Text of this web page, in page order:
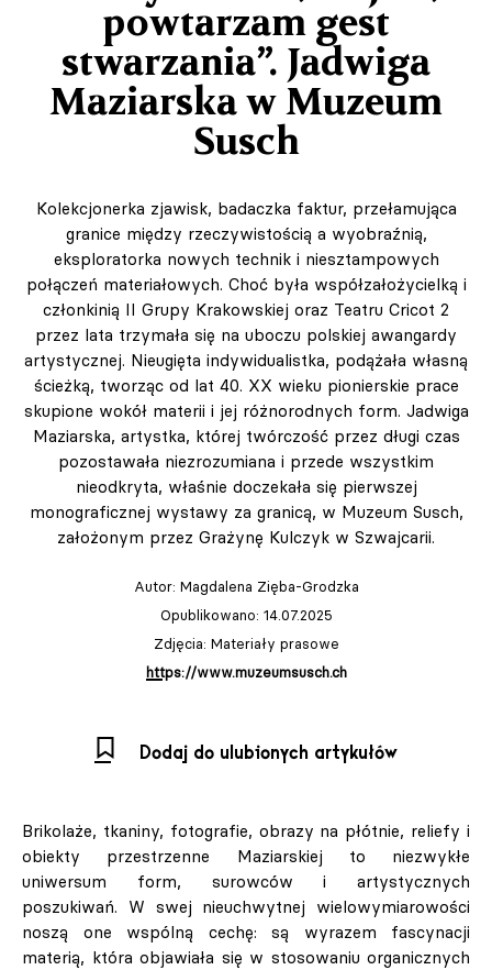
powtarzam gest
stwarzania”. Jadwiga
Maziarska w Muzeum
Susch
Kolekcjonerka zjawisk, badaczka faktur, przełamująca
granice między rzeczywistością a wyobraźnią,
eksploratorka nowych technik i niesztampowych
połączeń materiałowych. Choć była współzałożycielką i
członkinią II Grupy Krakowskiej oraz Teatru Cricot 2
przez lata trzymała się na uboczu polskiej awangardy
artystycznej. Nieugięta indywidualistka, podążała własną
ścieżką, tworząc od lat 40. XX wieku pionierskie prace
skupione wokół materii i jej różnorodnych form. Jadwiga
Maziarska, artystka, której twórczość przez długi czas
pozostawała niezrozumiana i przede wszystkim
nieodkryta, właśnie doczekała się pierwszej
monograficznej wystawy za granicą, w Muzeum Susch,
założonym przez Grażynę Kulczyk w Szwajcarii.
Autor: Magdalena Zięba-Grodzka
Opublikowano: 14.07.2025
Zdjęcia: Materiały prasowe
https://www.muzeumsusch.ch
Dodaj do ulubionych artykułów
Brikolaże, tkaniny, fotografie, obrazy na płótnie, reliefy i
obiekty przestrzenne Maziarskiej to niezwykłe
uniwersum form, surowców i artystycznych
poszukiwań. W swej nieuchwytnej wielowymiarowości
noszą one wspólną cechę: są wyrazem fascynacji
materią, która objawiała się w stosowaniu organicznych